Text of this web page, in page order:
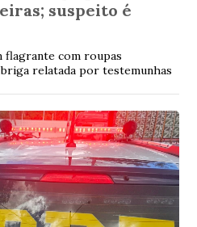
suspeito é
flagrante com roupas
briga relatada por testemunhas